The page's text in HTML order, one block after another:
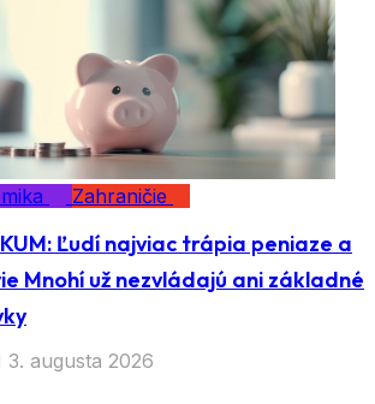
Zahraničie
Ľudí najviac trápia peniaze a
Mnohí už nezvládajú ani základné
3. augusta 2026